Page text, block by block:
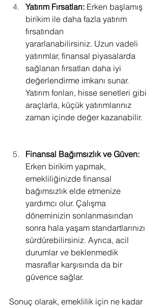
Yatırım Fırsatları: Erken başlamış
birikim ile daha fazla yatırım
fırsatından
yararlanabilirsiniz. Uzun vadeli
yatırımlar, finansal piyasalarda
sağlanan fırsatları daha iyi
değerlendirme imkanı sunar.
Yatırım fonları, hisse senetleri gibi
araçlarla, küçük yatırımlarınız
zaman içinde değer kazanabilir.
Finansal Bağımsızlık ve Güven:
Erken birikim yapmak,
emekliliğinizde finansal
bağımsızlık elde etmenize
yardımcı olur. Çalışma
döneminizin sonlanmasından
sonra hala yaşam standartlarınızı
sürdürebilirsiniz. Ayrıca, acil
durumlar ve beklenmedik
masraflar karşısında da bir
güvence sağlar.
Sonuç olarak, emeklilik için ne kadar